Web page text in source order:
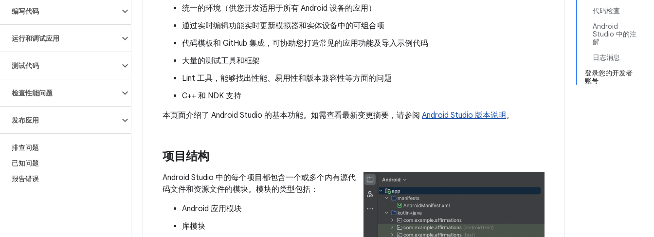
编写代码
运行和调试应用
测试代码
检查性能问题
发布应用
排查问题
已知问题
报告错误
代码检查
Android
Studio 中的注
解
日志消息
登录您的开发者
账号
统一的环境（供您开发适用于所有 Android 设备的应用）
通过实时编辑功能实时更新模拟器和实体设备中的可组合项
代码模板和 GitHub 集成，可协助您打造常见的应用功能及导入示例代码
大量的测试工具和框架
Lint 工具，能够找出性能、易用性和版本兼容性等方面的问题
C++ 和 NDK 支持
本页面介绍了 Android Studio 的基本功能。如需查看最新变更摘要，请参阅 Android Studio 版本说明。
项目结构
Android Studio 中的每个项目都包含一个或多个内有源代
码文件和资源文件的模块。模块的类型包括：
Android 应用模块
库模块